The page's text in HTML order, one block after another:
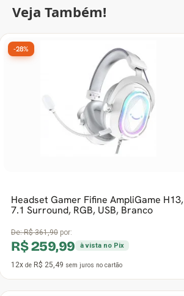
Veja Também!
Headset Gamer Fifine AmpliGame H13,
7.1 Surround, RGB, USB, Branco
De:R$ 361,90 por:
R$ 259,99 à vista no Pix
12x de R$ 25,49 sem juros no cartão
-28%